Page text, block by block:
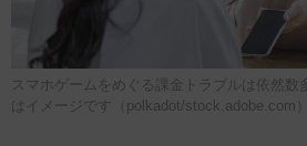
スマホゲームをめぐる課金トラブルは依然
はイメージです（polkadot/stock.adobe.com）